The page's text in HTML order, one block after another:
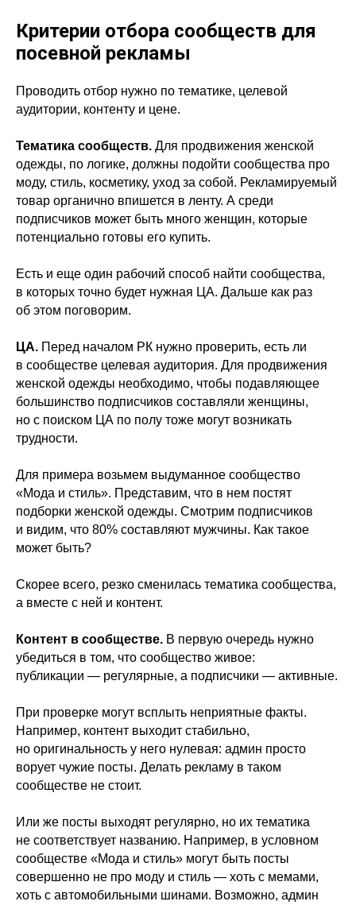
Критерии отбора сообществ для
посевной рекламы
Проводить отбор нужно по тематике, целевой
аудитории, контенту и цене.
Тематика сообществ. Для продвижения женской
одежды, по логике, должны подойти сообщества про
моду, стиль, косметику, уход за собой. Рекламируемый
товар органично впишется в ленту. А среди
подписчиков может быть много женщин, которые
потенциально готовы его купить.
Есть и еще один рабочий способ найти сообщества,
в которых точно будет нужная ЦА. Дальше как раз
об этом поговорим.
ЦА. Перед началом РК нужно проверить, есть ли
в сообществе целевая аудитория. Для продвижения
женской одежды необходимо, чтобы подавляющее
большинство подписчиков составляли женщины,
но с поиском ЦА по полу тоже могут возникать
трудности.
Для примера возьмем выдуманное сообщество
«Мода и стиль». Представим, что в нем постят
подборки женской одежды. Смотрим подписчиков
и видим, что 80% составляют мужчины. Как такое
может быть?
Скорее всего, резко сменилась тематика сообщества,
а вместе с ней и контент.
Контент в сообществе. В первую очередь нужно
убедиться в том, что сообщество живое:
публикации — регулярные, а подписчики — активные.
При проверке могут всплыть неприятные факты.
Например, контент выходит стабильно,
но оригинальность у него нулевая: админ просто
ворует чужие посты. Делать рекламу в таком
сообществе не стоит.
Или же посты выходят регулярно, но их тематика
не соответствует названию. Например, в условном
сообществе «Мода и стиль» могут быть посты
совершенно не про моду и стиль — хоть с мемами,
хоть с автомобильными шинами. Возможно, админ